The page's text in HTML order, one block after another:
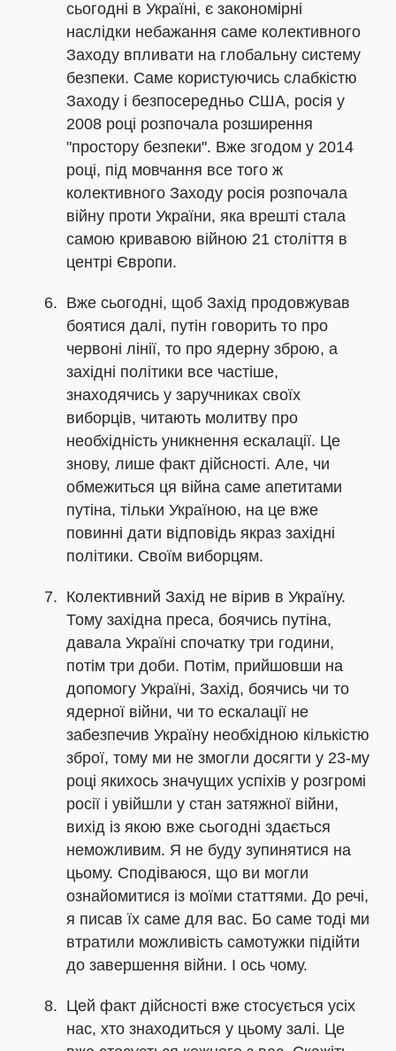
сьогодні в Україні, є закономірні
наслідки небажання саме колективного
Заходу впливати на глобальну систему
безпеки. Саме користуючись слабкістю
Заходу і безпосередньо США, росія у
2008 році розпочала розширення
"простору безпеки". Вже згодом у 2014
році, під мовчання все того ж
колективного Заходу росія розпочала
війну проти України, яка врешті стала
самою кривавою війною 21 століття в
центрі Європи.
Вже сьогодні, щоб Захід продовжував
боятися далі, путін говорить то про
червоні лінії, то про ядерну зброю, а
західні політики все частіше,
знаходячись у заручниках своїх
виборців, читають молитву про
необхідність уникнення ескалації. Це
знову, лише факт дійсності. Але, чи
обмежиться ця війна саме апетитами
путіна, тільки Україною, на це вже
повинні дати відповідь якраз західні
політики. Своїм виборцям.
Колективний Захід не вірив в Україну.
Тому західна преса, боячись путіна,
давала Україні спочатку три години,
потім три доби. Потім, прийшовши на
допомогу Україні, Захід, боячись чи то
ядерної війни, чи то ескалації не
забезпечив Україну необхідною кількістю
зброї, тому ми не змогли досягти у 23-му
році якихось значущих успіхів у розгромі
росії і увійшли у стан затяжної війни,
вихід із якою вже сьогодні здається
неможливим. Я не буду зупинятися на
цьому. Сподіваюся, що ви могли
ознайомитися із моїми статтями. До речі,
я писав їх саме для вас. Бо саме тоді ми
втратили можливість самотужки підійти
до завершення війни. І ось чому.
Цей факт дійсності вже стосується усіх
нас, хто знаходиться у цьому залі. Це